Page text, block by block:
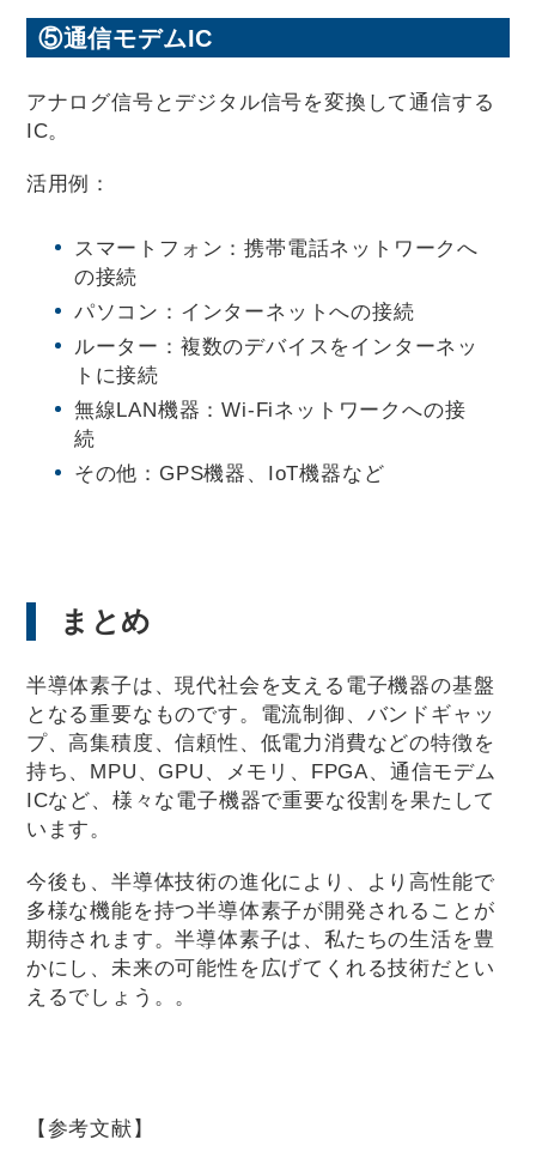
⑤通信モデムIC
アナログ信号とデジタル信号を変換して通信する
IC。
活用例：
スマートフォン：携帯電話ネットワークへ
の接続
パソコン：インターネットへの接続
ルーター：複数のデバイスをインターネッ
トに接続
無線LAN機器：Wi-Fiネットワークへの接
続
その他：GPS機器、IoT機器など
まとめ
半導体素子は、現代社会を支える電子機器の基盤
となる重要なものです。電流制御、バンドギャッ
プ、高集積度、信頼性、低電力消費などの特徴を
持ち、MPU、GPU、メモリ、FPGA、通信モデム
ICなど、様々な電子機器で重要な役割を果たして
います。
今後も、半導体技術の進化により、より高性能で
多様な機能を持つ半導体素子が開発されることが
期待されます。半導体素子は、私たちの生活を豊
かにし、未来の可能性を広げてくれる技術だとい
えるでしょう。。
【参考文献】